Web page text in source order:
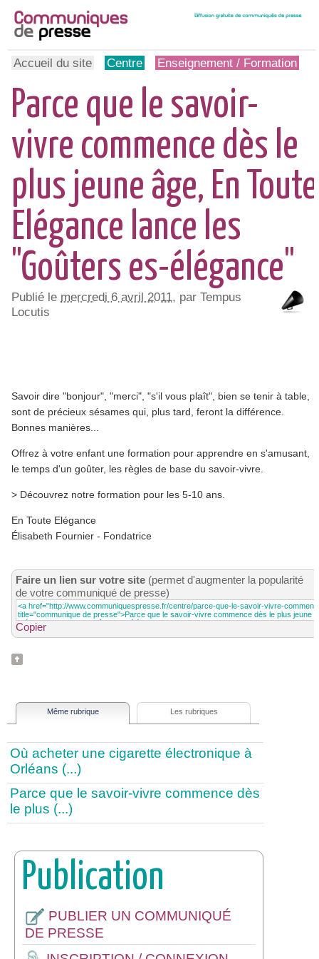
Accueil du site Centre Enseignement / Formation
Parce que le savoir-
vivre commence dès le
plus jeune âge, En Toute
Elégance lance les
"Goûters es-élégance"
Publié le mercredi 6 avril 2011, par Tempus
Locutis
Savoir dire "bonjour", "merci", "s'il vous plaît", bien se tenir à table,
sont de précieux sésames qui, plus tard, feront la différence.
Bonnes manières...
Offrez à votre enfant une formation pour apprendre en s'amusant,
le temps d'un goûter, les règles de base du savoir-vivre.
> Découvrez notre formation pour les 5-10 ans.
En Toute Elégance
Élisabeth Fournier - Fondatrice
Faire un lien sur votre site (permet d'augmenter la popularité
de votre communiqué de presse)
Copier
Même rubrique Les rubriques
Où acheter une cigarette électronique à
Orléans (...)
Parce que le savoir-vivre commence dès
le plus (...)
Publication
PUBLIER UN COMMUNIQUÉ
DE PRESSE